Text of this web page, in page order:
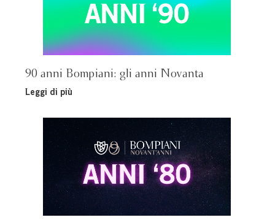
90 anni Bompiani: gli anni Novanta
Leggi di più